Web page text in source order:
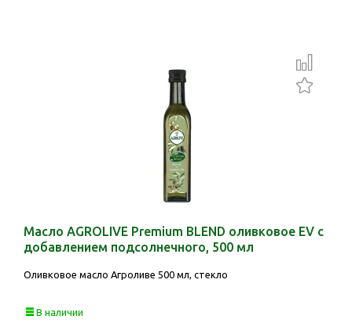
Масло AGROLIVE Premium BLEND оливковое EV с
добавлением подсолнечного, 500 мл
Оливковое масло Агроливе 500 мл, стекло
В наличии